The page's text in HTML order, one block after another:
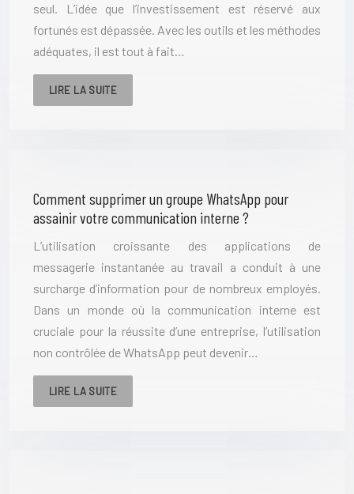
seul. L’idée que l’investissement est réservé aux
fortunés est dépassée. Avec les outils et les méthodes
adéquates, il est tout à fait…
LIRE LA SUITE
Comment supprimer un groupe WhatsApp pour
assainir votre communication interne ?
L’utilisation croissante des applications de
messagerie instantanée au travail a conduit à une
surcharge d’information pour de nombreux employés.
Dans un monde où la communication interne est
cruciale pour la réussite d’une entreprise, l’utilisation
non contrôlée de WhatsApp peut devenir…
LIRE LA SUITE